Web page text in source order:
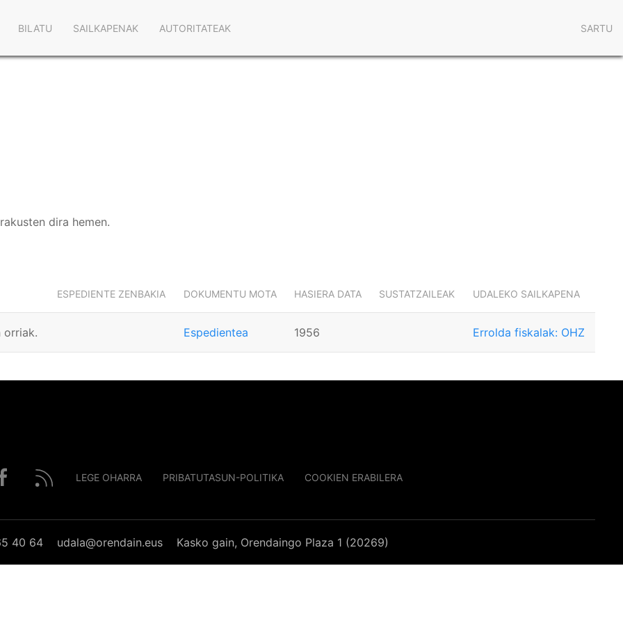
BILATU SAILKAPENAK AUTORITATEAK SARTU
dira hemen.
ESPEDIENTE ZENBAKIA DOKUMENTU MOTA HASIERA DATA SUSTATZAILEAK UDALEKO SAILKAPENA
orriak. Espedientea 1956 Errolda fiskalak: OHZ
LEGE OHARRA PRIBATUTASUN-POLITIKA COOKIEN ERABILERA
40 64 udala@orendain.eus Kasko gain, Orendaingo Plaza 1 (20269)